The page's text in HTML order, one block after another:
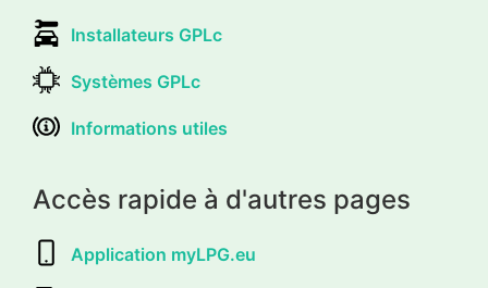
Installateurs GPLc
Systèmes GPLc
Informations utiles
Accès rapide à d'autres pages
Application myLPG.eu